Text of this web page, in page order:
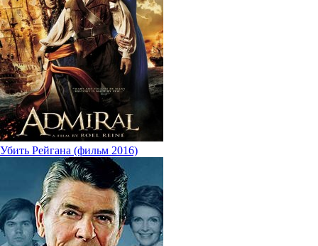
Убить Рейгана (фильм 2016)